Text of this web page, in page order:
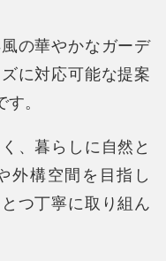
の華やかなガーデ
に対応可能な提案
。
、暮らしに自然と
外構空間を目指し
つ丁寧に取り組ん